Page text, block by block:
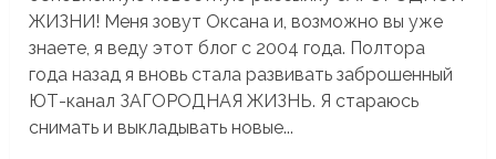
ЖИЗНИ! Меня зовут Оксана и, возможно вы уже
знаете, я веду этот блог с 2004 года. Полтора
года назад я вновь стала развивать заброшенный
ЮТ-канал ЗАГОРОДНАЯ ЖИЗНЬ. Я стараюсь
снимать и выкладывать новые...